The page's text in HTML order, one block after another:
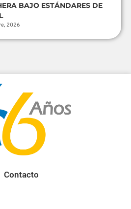
BAJO ESTÁNDARES DE
2026
Contacto